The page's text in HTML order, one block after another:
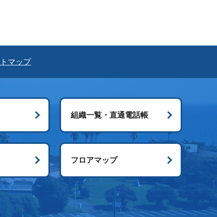
マップ
組織一覧・直通電話帳
フロアマップ